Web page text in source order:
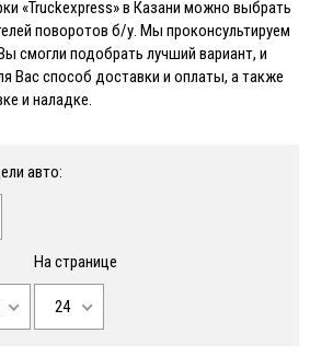
«Truckexpress» в Казани можно выбрать
поворотов б/у. Мы проконсультируем
смогли подобрать лучший вариант, и
Вас способ доставки и оплаты, а также
и наладке.
авто:
На странице
24